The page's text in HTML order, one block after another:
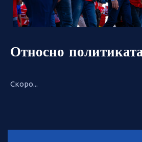
Относно
Скоро...